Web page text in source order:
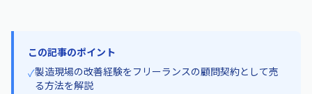
この記事のポイント
✓製造現場の改善経験をフリーランスの顧問契約として売
る方法を解説